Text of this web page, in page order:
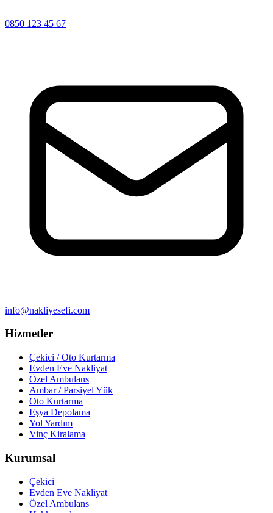
0850 123 45 67
info@nakliyesefi.com
Hizmetler
Çekici / Oto Kurtarma
Evden Eve Nakliyat
Özel Ambulans
Ambar / Parsiyel Yük
Oto Kurtarma
Eşya Depolama
Yol Yardım
Vinç Kiralama
Kurumsal
Çekici
Evden Eve Nakliyat
Özel Ambulans